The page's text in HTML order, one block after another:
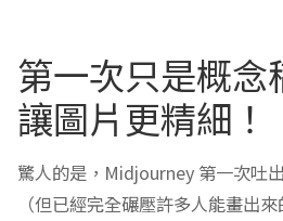
第一次只是概念
讓圖片更精細！
驚人的是，Midjourney 第一次吐
（但已經完全碾壓許多人能畫出